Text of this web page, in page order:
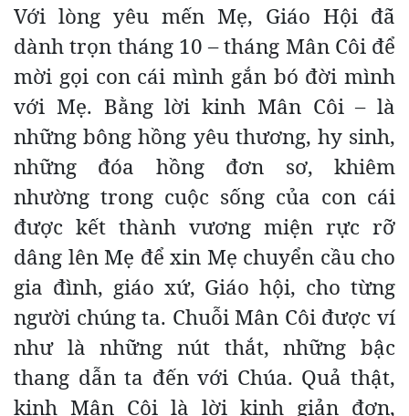
Với lòng yêu mến Mẹ, Giáo Hội đã
dành trọn tháng 10 – tháng Mân Côi để
mời gọi con cái mình gắn bó đời mình
với Mẹ. Bằng lời kinh Mân Côi – là
những bông hồng yêu thương, hy sinh,
những đóa hồng đơn sơ, khiêm
nhường trong cuộc sống của con cái
được kết thành vương miện rực rỡ
dâng lên Mẹ để xin Mẹ chuyển cầu cho
gia đình, giáo xứ, Giáo hội, cho từng
người chúng ta. Chuỗi Mân Côi được ví
như là những nút thắt, những bậc
thang dẫn ta đến với Chúa. Quả thật,
kinh Mân Côi là lời kinh giản đơn,